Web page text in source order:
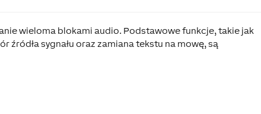
wieloma blokami audio. Podstawowe funkcje, takie jak
źródła sygnału oraz zamiana tekstu na mowę, są